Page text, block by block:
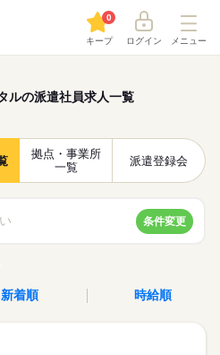
キープ
0
ログイン メニュー
ルの派遣社員求人一覧
拠点・事業所
一覧
派遣登録会
条件変更
新着順 時給順